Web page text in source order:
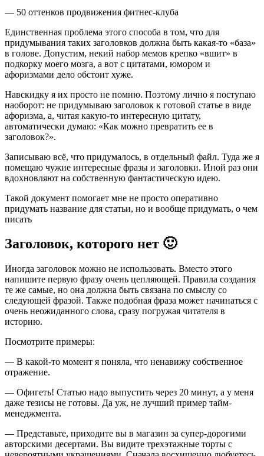
— 50 оттенков продвижения фитнес-клуба
Единственная проблема этого способа в том, что для
придумывания таких заголовков должна быть какая-то «база»
в голове. Допустим, некий набор мемов крепко «вшит» в
подкорку моего мозга, а вот с цитатами, юмором и
афоризмами дело обстоит хуже.
Навскидку я их просто не помню. Поэтому лично я поступаю
наоборот: не придумываю заголовок к готовой статье в виде
афоризма, а, читая какую-то интересную цитату,
автоматически думаю: «Как можно превратить ее в
заголовок?».
Записываю всё, что придумалось, в отдельный файл. Туда же я
помещаю чужие интересные фразы и заголовки. Иной раз они
вдохновляют на собственную фантастическую идею.
Такой документ помогает мне не просто оперативно
придумать название для статьи, но и вообще придумать, о чем
писать
Заголовок, которого нет 🙂
Иногда заголовок можно не использовать. Вместо этого
напишите первую фразу очень цепляющей. Правила создания
те же самые, но она должна быть связана по смыслу со
следующей фразой. Также подобная фраза может начинаться с
очень неожиданного слова, сразу погружая читателя в
историю.
Посмотрите примеры:
— В какой-то момент я поняла, что ненавижу собственное
отражение.
— Офигеть! Статью надо выпустить через 20 минут, а у меня
даже тезисы не готовы. Да уж, не лучший пример тайм-
менеджмента.
— Представьте, приходите вы в магазин за супер-дорогими
авторскими десертами. Вы видите трехэтажные торты с